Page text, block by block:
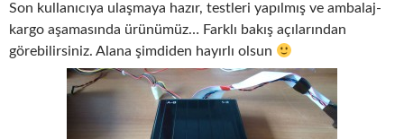
Son kullanıcıya ulaşmaya hazır, testleri yapılmış ve ambalaj-
kargo aşamasında ürünümüz… Farklı bakış açılarından
görebilirsiniz. Alana şimdiden hayırlı olsun